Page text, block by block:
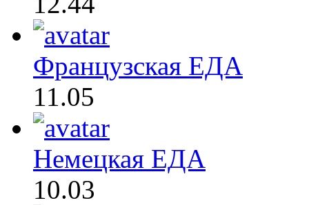
Французская ЕДА
11.05
Немецкая ЕДА
10.03